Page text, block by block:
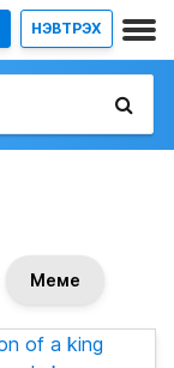
НЭВТРЭХ
Меме